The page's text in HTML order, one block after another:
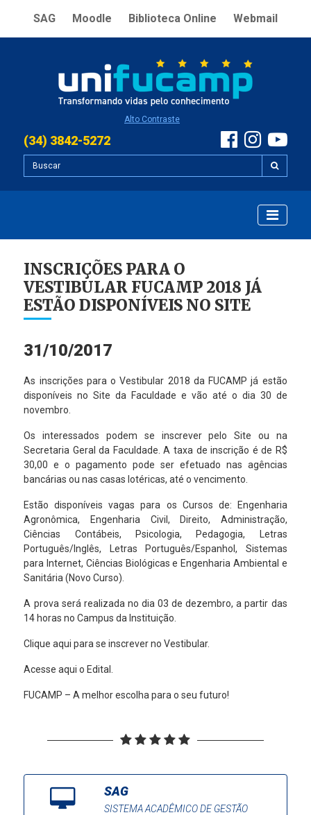
SAG Moodle Biblioteca Online Webmail
Alto Contraste
(34) 3842-5272
INSCRIÇÕES PARA O
VESTIBULAR FUCAMP 2018 JÁ
ESTÃO DISPONÍVEIS NO SITE
31/10/2017
As inscrições para o Vestibular 2018 da FUCAMP já estão
disponíveis no Site da Faculdade e vão até o dia 30 de
novembro.
Os interessados podem se inscrever pelo Site ou na
Secretaria Geral da Faculdade. A taxa de inscrição é de R$
30,00 e o pagamento pode ser efetuado nas agências
bancárias ou nas casas lotéricas, até o vencimento.
Estão disponíveis vagas para os Cursos de: Engenharia
Agronômica, Engenharia Civil, Direito, Administração,
Ciências Contábeis, Psicologia, Pedagogia, Letras
Português/Inglês, Letras Português/Espanhol, Sistemas
para Internet, Ciências Biológicas e Engenharia Ambiental e
Sanitária (Novo Curso).
A prova será realizada no dia 03 de dezembro, a partir das
14 horas no Campus da Instituição.
Clique aqui para se inscrever no Vestibular.
Acesse aqui o Edital.
FUCAMP – A melhor escolha para o seu futuro!
SAG
SISTEMA ACADÊMICO DE GESTÃO